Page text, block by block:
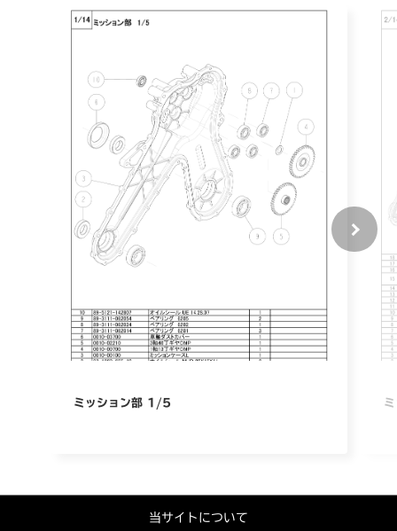
ミッション部 1/5
当サイトについて